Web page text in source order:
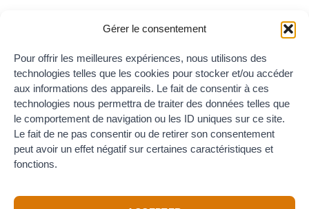
Gérer le consentement
Pour offrir les meilleures expériences, nous utilisons des
technologies telles que les cookies pour stocker et/ou accéder
aux informations des appareils. Le fait de consentir à ces
technologies nous permettra de traiter des données telles que
le comportement de navigation ou les ID uniques sur ce site.
Le fait de ne pas consentir ou de retirer son consentement
peut avoir un effet négatif sur certaines caractéristiques et
fonctions.
6 PRODUCTS 2 PRODUCTS
U CLAMP
2 PRODUCTS
VALVES CLAMP
18 PRODUCTS